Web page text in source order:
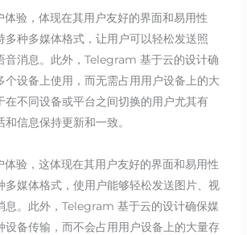
验，体现在其用户友好的界面和易用性
多种多媒体格式，让用户可以轻松发送照
音消息。此外，Telegram 基于云的设计确
个设备上使用，而无需占用用户设备上的大
在不同设备或平台之间切换的用户尤其有
信息保持更新和一致。
验，这体现在其用户友好的界面和易用性
多媒体格式，使用户能够轻松发送图片、视
息。此外，Telegram 基于云的设计确保媒
设备传输，而不会占用用户设备上的大量存